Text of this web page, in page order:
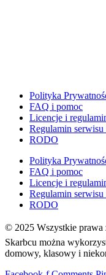
Fotobudka
Gazetki do druku
Girlandy
Girlandy na LATO
Grafomotoryka
Grinch
Gry
↳ Dopasuj i opowiedź
↳ Ja mam kto ma
↳ Labirynt podłogowy
Polityka
FAQ i pomoc
Licencje i
Regulamin
RODO
Polityka
FAQ i pomoc
Licencje i
Regulamin
RODO
© 2025 Wszystkie prawa
Skarbcu można
domowy, klasowy i